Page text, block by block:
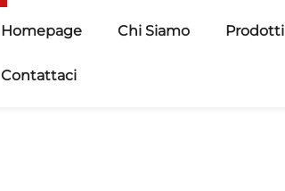
Homepage Chi Siamo Prodotti
Contattaci